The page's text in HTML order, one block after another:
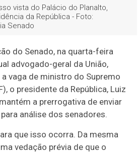
vista do Palácio do Planalto,
da República - Foto:
Senado
do Senado, na quarta-feira
advogado-geral da União,
vaga de ministro do Supremo
o presidente da República, Luiz
a prerrogativa de enviar
análise dos senadores.
que isso ocorra. Da mesma
vedação prévia de que o